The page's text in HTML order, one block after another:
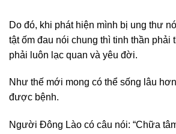
Do đó, khi phát hiện mình bị ung thư
tật ốm đau nói chung thì tinh thần phải
phải luôn lạc quan và yêu đời.
Như thế mới mong có thể sống lâu
được bệnh.
Người Đông Lào có câu nói: “Chữa